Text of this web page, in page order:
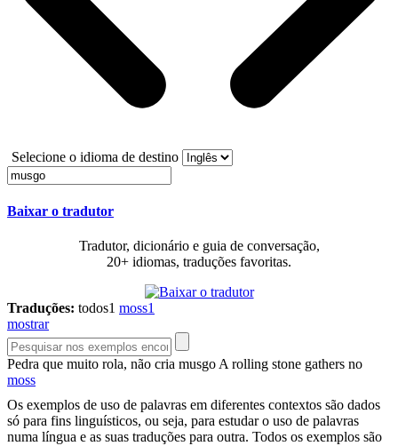
Selecione o idioma de destino
Baixar o tradutor
Tradutor, dicionário e guia de conversação,
20+ idiomas, traduções favoritas.
Traduções: todos1 moss1
mostrar
Pedra que muito rola, não cria musgoA rolling stone gathers no
moss
Os exemplos de uso de palavras em diferentes contextos são dados
só para fins linguísticos, ou seja, para estudar o uso de palavras
numa língua e as suas traduções para outra. Todos os exemplos são